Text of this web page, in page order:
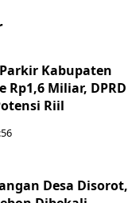
Kabupaten
Rp1,6 Miliar, DPRD
Riil
Desa Disorot,